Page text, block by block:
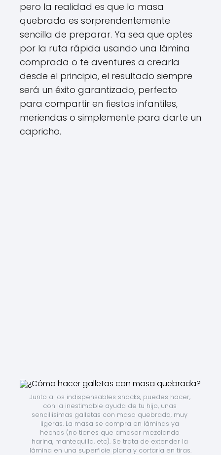
pero la realidad es que la masa
quebrada es sorprendentemente
sencilla de preparar. Ya sea que optes
por la ruta rápida usando una lámina
comprada o te aventures a crearla
desde el principio, el resultado siempre
será un éxito garantizado, perfecto
para compartir en fiestas infantiles,
meriendas o simplemente para darte un
capricho.
Junto a los indispensables snacks, puedes hacer,
con la inestimable ayuda de tu hijo, unas
sencillísimas galletas con masa quebrada, muy
ligeras. La masa se compra en láminas ya
hechas (no tienes que amasar mezclando
harina, mantequilla, etc). Se trata de extender la
lámina en una superficie plana y cortarla en tiras.